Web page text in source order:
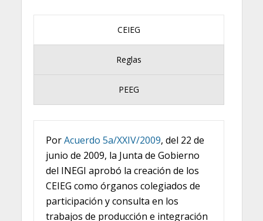
CEIEG
Reglas
PEEG
PorAcuerdo 5a/XXIV/2009, del 22 de
junio de 2009, la Junta de Gobierno
del INEGI aprobó la creación de los
CEIEG como órganos colegiados de
participación y consulta en los
trabajos de producción e integración